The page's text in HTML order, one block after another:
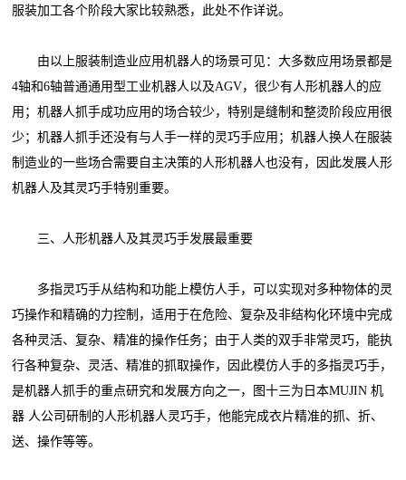
服装加工各个阶段大家比较熟悉，此处不作详说。
由以上服装制造业应用机器人的场景可见：大多数应用场景都是
4轴和6轴普通通用型工业机器人以及AGV，很少有人形机器人的应
用；机器人抓手成功应用的场合较少，特别是缝制和整烫阶段应用很
少；机器人抓手还没有与人手一样的灵巧手应用；机器人换人在服装
制造业的一些场合需要自主决策的人形机器人也没有，因此发展人形
机器人及其灵巧手特别重要。
三、人形机器人及其灵巧手发展最重要
多指灵巧手从结构和功能上模仿人手，可以实现对多种物体的灵
巧操作和精确的力控制，适用于在危险、复杂及非结构化环境中完成
各种灵活、复杂、精准的操作任务；由于人类的双手非常灵巧，能执
行各种复杂、灵活、精准的抓取操作，因此模仿人手的多指灵巧手，
是机器人抓手的重点研究和发展方向之一，图十三为日本MUJIN 机
器 人公司研制的人形机器人灵巧手，他能完成衣片精准的抓、折、
送、操作等等。